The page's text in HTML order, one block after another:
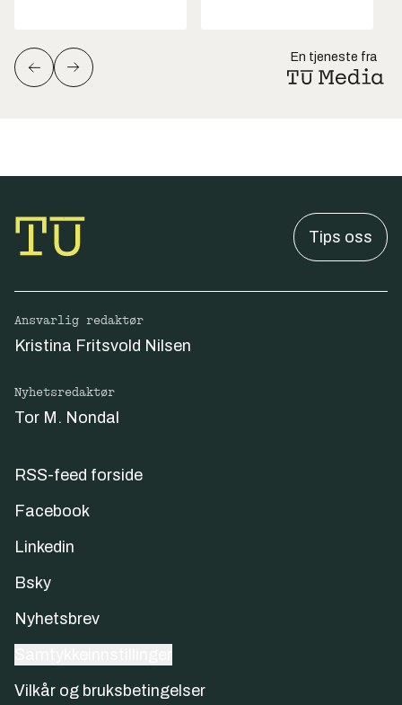
En tjeneste fra
Tips oss
Ansvarlig redaktør
Kristina Fritsvold Nilsen
Nyhetsredaktør
Tor M. Nondal
RSS-feed forside
Facebook
Linkedin
Bsky
Nyhetsbrev
Vilkår og bruksbetingelser